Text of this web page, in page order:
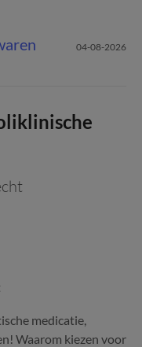
04-08-2026
medicatie,
Waarom kiezen voor